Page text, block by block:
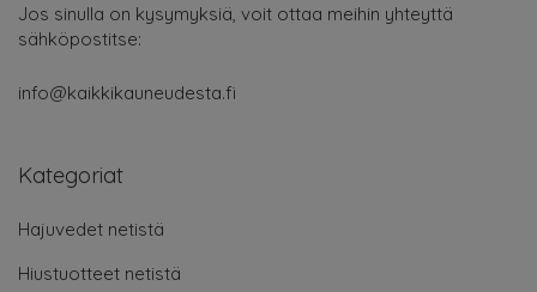
Jos sinulla on kysymyksiä, voit ottaa meihin yhteyttä
sähköpostitse:
info@kaikkikauneudesta.fi
Kategoriat
Hajuvedet netistä
Hiustuotteet netistä